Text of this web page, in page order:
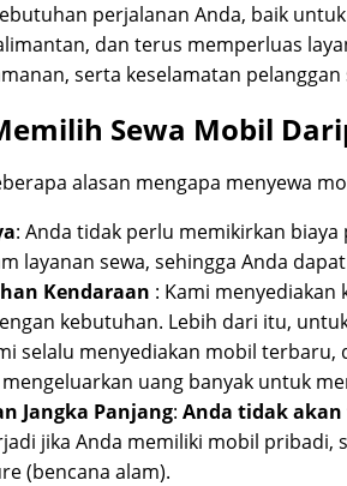
perjalanan Anda, baik
dan terus memperluas
serta keselamatan
Sewa Mobil
alasan mengapa menyewa
: Anda tidak perlu memikirkan
layanan sewa, sehingga Anda
Kendaraan : Kami
kebutuhan. Lebih dari itu,
selalu menyediakan mobil terbaru,
uang banyak untuk
Jangka Panjang: Anda tidak
jika Anda memiliki mobil
(bencana alam).